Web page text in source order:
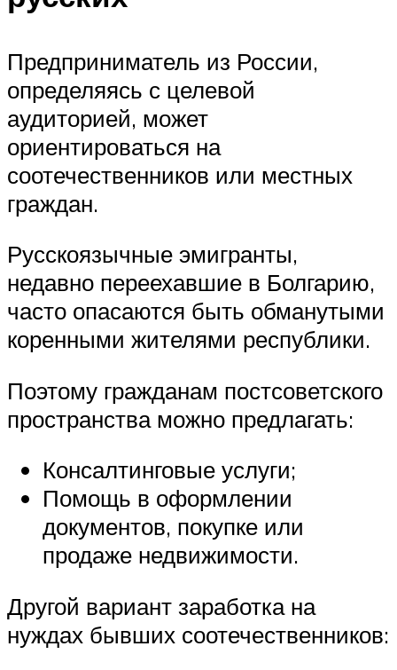
Предприниматель из России,
определяясь с целевой
аудиторией, может
ориентироваться на
соотечественников или местных
граждан.
Русскоязычные эмигранты,
недавно переехавшие в Болгарию,
часто опасаются быть обманутыми
коренными жителями республики.
Поэтому гражданам постсоветского
пространства можно предлагать:
Консалтинговые услуги;
Помощь в оформлении
документов, покупке или
продаже недвижимости.
Другой вариант заработка на
нуждах бывших соотечественников: